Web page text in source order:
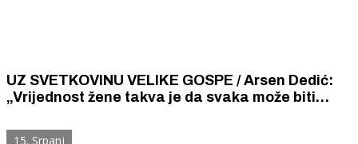
UZ SVETKOVINU VELIKE GOSPE / Arsen Dedić:
„Vrijednost žene takva je da svaka može biti
15. Srpanj